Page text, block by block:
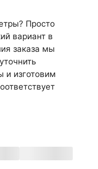
Просто
вариант в
заказа мы
и изготовим